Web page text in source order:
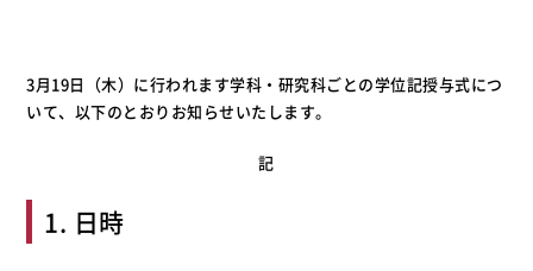
3月19日（木）に行われます学科・研究科ごとの学位記授与式につ
いて、以下のとおりお知らせいたします。
記
1. 日時